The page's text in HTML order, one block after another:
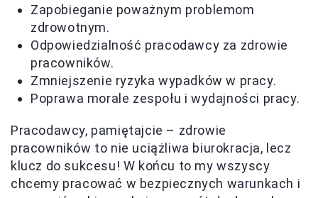
Zapobieganie poważnym problemom
zdrowotnym.
Odpowiedzialność pracodawcy za zdrowie
pracowników.
Zmniejszenie ryzyka wypadków w pracy.
Poprawa morale zespołu i wydajności pracy.
Pracodawcy, pamiętajcie – zdrowie
pracowników to nie uciążliwa biurokracja, lecz
klucz do sukcesu! W końcu to my wszyscy
chcemy pracować w bezpiecznych warunkach i